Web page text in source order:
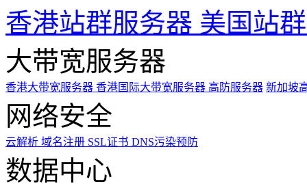
香港站群服务器 美国站
大带宽服务器
香港大带宽服务器 香港国际大带宽服务器 高防服务器 新加坡
网络安全
云解析 域名注册 SSL证书 DNS污染预防
数据中心